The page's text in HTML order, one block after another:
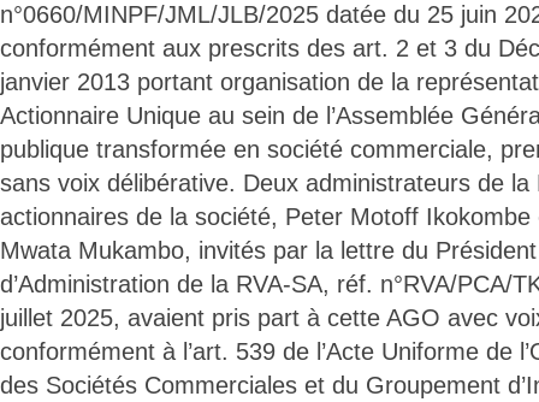
n°0660/MINPF/JML/JLB/2025 datée du 25 juin
conformément aux prescrits des art. 2 et 3 du
janvier 2013 portant organisation de la
Actionnaire Unique au sein de l’Assemblée
publique transformée en société commerciale,
sans voix délibérative. Deux administrateurs de la
actionnaires de la société, Peter Motoff Ikokombe
Mwata Mukambo, invités par la lettre du
d’Administration de la RVA-SA, réf. n°RVA/PCA/
juillet 2025, avaient pris part à cette AGO avec
conformément à l’art. 539 de l’Acte Uniforme de
des Sociétés Commerciales et du Groupement